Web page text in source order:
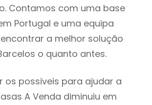
Contamos com uma base
Portugal e uma equipa
a melhor solução
o quanto antes.
os possiveis para ajudar a
A Venda diminuiu em